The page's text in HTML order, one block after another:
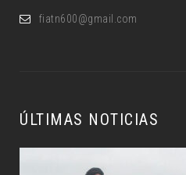
fiatn600@gmail.com
ÚLTIMAS NOTICIAS